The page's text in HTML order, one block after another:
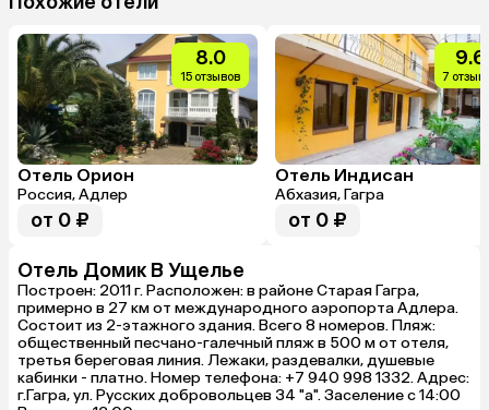
необязателен, телевизором с российскими
каналами, балконом и холодильничком.
Место для авто есть во дворе. Wi-Fi
бесплатный, сеть хорошо ловит. Очень в
кайф — рядом 2 "вкусные" кафе, но одно
вкуснее другого (не буду писать, какое) :)
Цены тоже понравились. Спасибо хозяину, в
начале сезона оставалось несколько
комнат-номеров, и он предложил нам, как
договаривались, 2, вместо одной из брони,
на выбор удобные. По доступной плате. Где
и отдохнули славно. Спасибо.
8.0
15 отзывов
Отель Орион
Россия, Адлер
от 0 ₽
9.6
7
Отель Индисан
Абхазия, Гагра
от 0 ₽
Отель Домик В Ущелье
Построен: 2011 г. Расположен: в районе Старая Гагра,
примерно в 27 км от международного аэропорта Адлера.
Состоит из 2-этажного здания. Всего 8 номеров. Пляж:
общественный песчано-галечный пляж в 500 м от отеля,
третья береговая линия. Лежаки, раздевалки, душевые
кабинки - платно. Номер телефона: +7 940 998 1332. Адрес:
г.Гагра, ул. Русских добровольцев 34 "а". Заселение с 14:00